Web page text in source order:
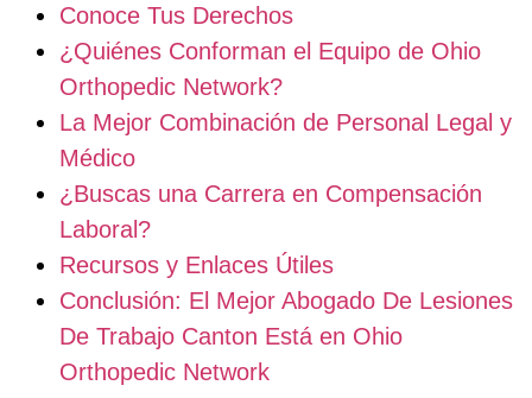
Conoce Tus Derechos
¿Quiénes Conforman el Equipo de Ohio
Orthopedic Network?
La Mejor Combinación de Personal Legal y
Médico
¿Buscas una Carrera en Compensación
Laboral?
Recursos y Enlaces Útiles
Conclusión: El Mejor Abogado De Lesiones
De Trabajo Canton Está en Ohio
Orthopedic Network